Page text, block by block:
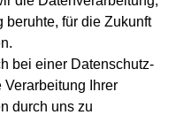
für die Zukunft
bei einer Datenschutz-
Ihrer
durch uns zu